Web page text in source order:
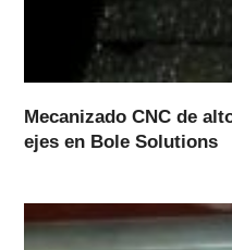
Mecanizado CNC de
ejes en Bole Solutions